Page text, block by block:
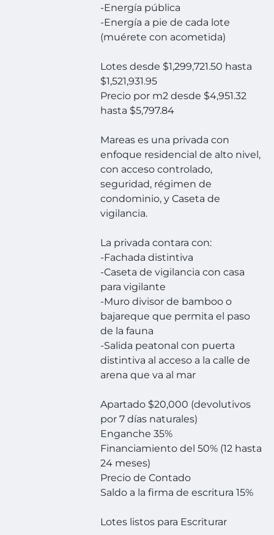
-Energía pública
-Energía a pie de cada lote
(muérete con acometida)
Lotes desde $1,299,721.50 hasta
$1,521,931.95
Precio por m2 desde $4,951.32
hasta $5,797.84
Mareas es una privada con
enfoque residencial de alto nivel,
con acceso controlado,
seguridad, régimen de
condominio, y Caseta de
vigilancia.
La privada contara con:
-Fachada distintiva
-Caseta de vigilancia con casa
para vigilante
-Muro divisor de bamboo o
bajareque que permita el paso
de la fauna
-Salida peatonal con puerta
distintiva al acceso a la calle de
arena que va al mar
Apartado $20,000 (devolutivos
por 7 días naturales)
Enganche 35%
Financiamiento del 50% (12 hasta
24 meses)
Precio de Contado
Saldo a la firma de escritura 15%
Lotes listos para Escriturar